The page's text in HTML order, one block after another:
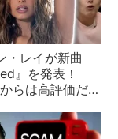
・レイが新曲
』を発表！
らは高評価だ